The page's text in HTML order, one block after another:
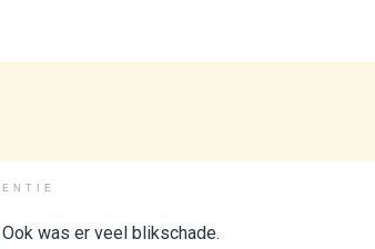
was er veel blikschade.